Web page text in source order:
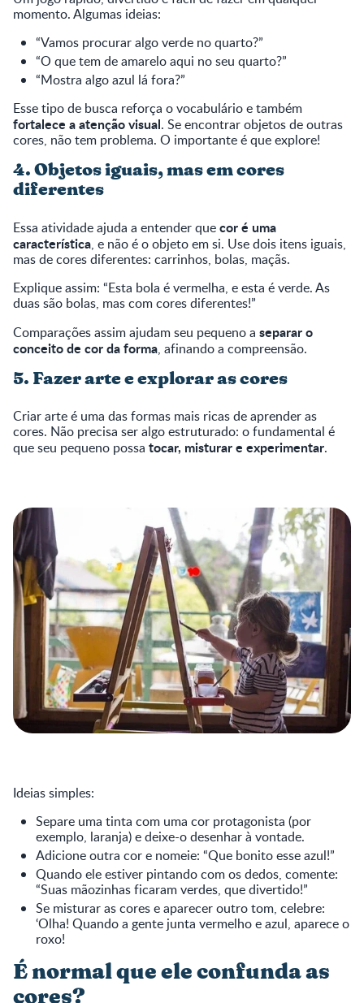
momento. Algumas ideias:
“Vamos procurar algo verde no quarto?”
“O que tem de amarelo aqui no seu quarto?”
“Mostra algo azul lá fora?”
Esse tipo de busca reforça o vocabulário e também
fortalece a atenção visual. Se encontrar objetos de outras
cores, não tem problema. O importante é que explore!
4. Objetos iguais, mas em cores
diferentes
Essa atividade ajuda a entender quecor é uma
característica, e não é o objeto em si. Use dois itens iguais,
mas de cores diferentes: carrinhos, bolas, maçãs.
Explique assim: “Esta bola é vermelha, e esta é verde. As
duas são bolas, mas com cores diferentes!”
Comparações assim ajudam seu pequeno a separar o
conceito de cor da forma, afinando a compreensão.
5. Fazer arte e explorar as cores
Criar arte é uma das formas mais ricas de aprender as
cores. Não precisa ser algo estruturado: o fundamental é
que seu pequeno possa tocar, misturar e experimentar.
Ideias simples:
Separe uma tinta com uma cor protagonista (por
exemplo, laranja) e deixe-o desenhar à vontade.
Adicione outra cor e nomeie: “Que bonito esse azul!”
Quando ele estiver pintando com os dedos, comente:
“Suas mãozinhas ficaram verdes, que divertido!”
Se misturar as cores e aparecer outro tom, celebre:
‘Olha! Quando a gente junta vermelho e azul, aparece o
roxo!
É normal que ele confunda as
cores?